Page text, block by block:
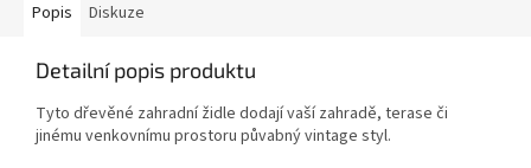
Popis Diskuze
Detailní popis produktu
Tyto dřevěné zahradní židle dodají vaší zahradě, terase či
jinému venkovnímu prostoru půvabný vintage styl.